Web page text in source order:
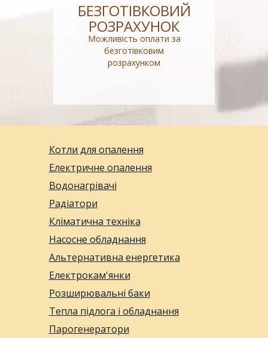
БЕЗГОТІВКОВИЙ
РОЗРАХУНОК
Можливість оплати за
безготівковим
розрахунком
Котли для опалення
Електричне опалення
Водонагрівачі
Радіатори
Кліматична техніка
Насосне обладнання
Альтернативна енергетика
Електрокам'янки
Розширювальні баки
Тепла підлога і обладнання
Парогенератори